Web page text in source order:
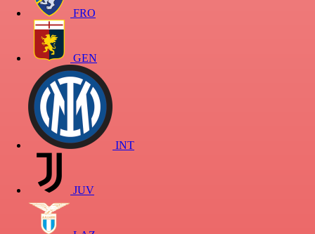
FRO
GEN
INT
JUV